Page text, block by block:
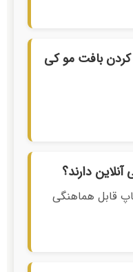
کردن بافت مو کی
دارند؟
قابل هماهنگی